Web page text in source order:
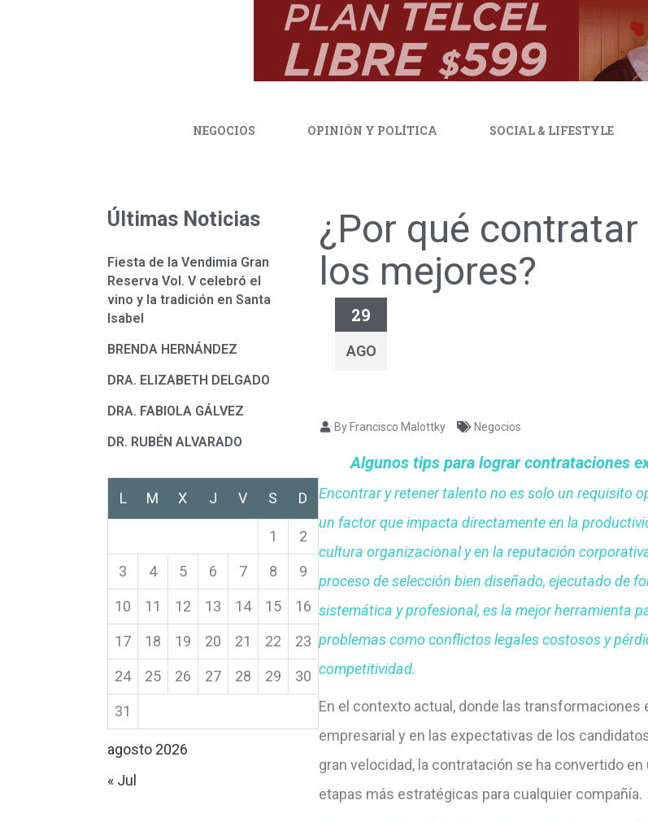
NEGOCIOS OPINIÓN Y POLÍTICA SOCIAL & LIFESTYLE
Últimas Noticias
Fiesta de la Vendimia Gran
Reserva Vol. V celebró el
vino y la tradición en Santa
Isabel
BRENDA HERNÁNDEZ
DRA. ELIZABETH DELGADO
DRA. FABIOLA GÁLVEZ
DR. RUBÉN ALVARADO
agosto 2026
L M X J V S D
1 2
3 4 5 6 7 8 9
10 11 12 13 14 15 16
17 18 19 20 21 22 23
24 25 26 27 28 29 30
31
« Jul
¿Por qué contratar
los mejores?
29
AGO
By Francisco Malottky Negocios
Algunos tips para lograr contrataciones
Encontrar y retener talento no es solo un requisito
un factor que impacta directamente en la
cultura organizacional y en la reputación
proceso de selección bien diseñado, ejecutado de
sistemática y profesional, es la mejor herramienta
problemas como conflictos legales costosos y
competitividad.
En el contexto actual, donde las transformaciones
empresarial y en las expectativas de los
gran velocidad, la contratación se ha convertido en
etapas más estratégicas para cualquier compañía.